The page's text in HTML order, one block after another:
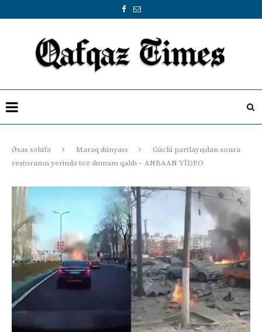
Əsas səhifə Maraq dünyası
Güclü partlayışdan sonra
restoranın yerində toz dumanı qaldı – ANBAAN VİDEO